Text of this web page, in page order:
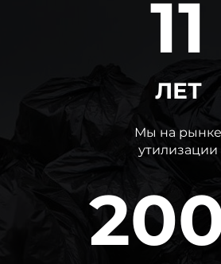
11
ЛЕТ
Мы на рынке
утилизации